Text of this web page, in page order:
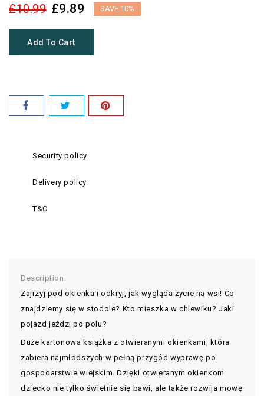
£10.99 £9.89 SAVE 10%
Add To Cart
Security policy
Delivery policy
T&C
Description:
Zajrzyj pod okienka i odkryj, jak wygląda życie na wsi! Co
znajdziemy się w stodole? Kto mieszka w chlewiku? Jaki
pojazd jeździ po polu?
Duże kartonowa książka z otwieranymi okienkami, która
zabiera najmłodszych w pełną przygód wyprawę po
gospodarstwie wiejskim. Dzięki otwieranym okienkom
dziecko nie tylko świetnie się bawi, ale także rozwija mowę